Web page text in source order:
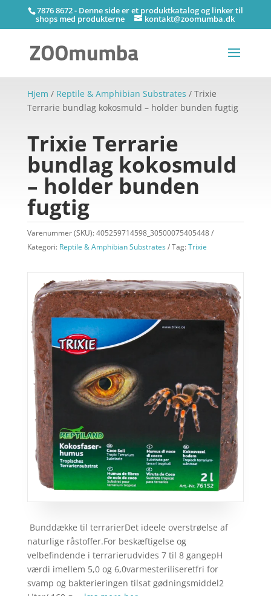
7876 8672 - Denne side er et produktkatalog og linker til
shops med produkterne kontakt@zoomumba.dk
Hjem / Reptile & Amphibian Substrates / Trixie
Terrarie bundlag kokosmuld – holder bunden fugtig
Trixie Terrarie
bundlag kokosmuld
– holder bunden
fugtig
Varenummer (SKU):405259714598_30500075405448
Kategori: Reptile & Amphibian Substrates Tag:Trixie
Bunddække til terrarierDet ideele overstrøelse af
naturlige råstoffer.For beskæftigelse og
velbefindende i terrarierudvides 7 til 8 gangepH
værdi imellem 5,0 og 6,0varmesteriliseretfri for
svamp og bakterieringen tilsat gødningsmiddel2